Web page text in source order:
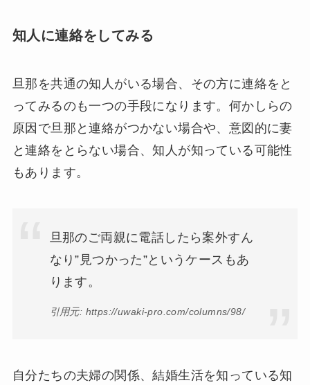
知人に連絡をしてみる
旦那を共通の知人がいる場合、その方に連絡をと
ってみるのも一つの手段になります。何かしらの
原因で旦那と連絡がつかない場合や、意図的に妻
と連絡をとらない場合、知人が知っている可能性
もあります。
旦那のご両親に電話したら案外すん
なり”見つかった”というケースもあ
ります。
引用元: https://uwaki-pro.com/columns/98/
自分たちの夫婦の関係、結婚生活を知っている知